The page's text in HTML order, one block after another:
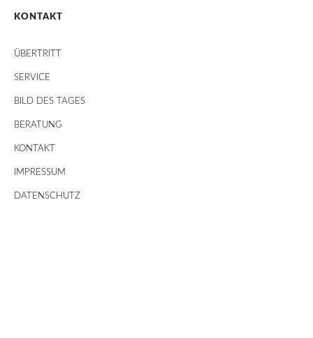
KONTAKT
ÜBERTRITT
SERVICE
BILD DES TAGES
BERATUNG
KONTAKT
IMPRESSUM
DATENSCHUTZ